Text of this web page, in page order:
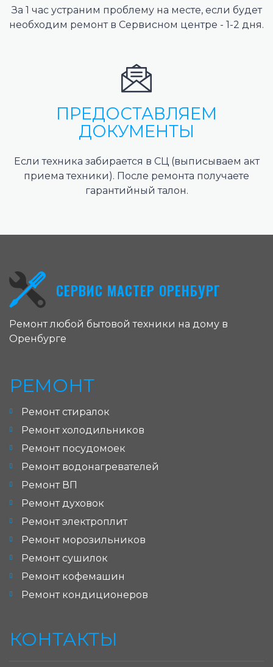
За 1 час устраним проблему на месте, если будет
необходим ремонт в Сервисном центре - 1-2 дня.
ПРЕДОСТАВЛЯЕМ
ДОКУМЕНТЫ
Если техника забирается в СЦ (выписываем акт
приема техники). После ремонта получаете
гарантийный талон.
СЕРВИС МАСТЕР ОРЕНБУРГ
Ремонт любой бытовой техники на дому в
Оренбурге
РЕМОНТ
Ремонт стиралок
Ремонт холодильников
Ремонт посудомоек
Ремонт водонагревателей
Ремонт ВП
Ремонт духовок
Ремонт электроплит
Ремонт морозильников
Ремонт сушилок
Ремонт кофемашин
Ремонт кондиционеров
КОНТАКТЫ